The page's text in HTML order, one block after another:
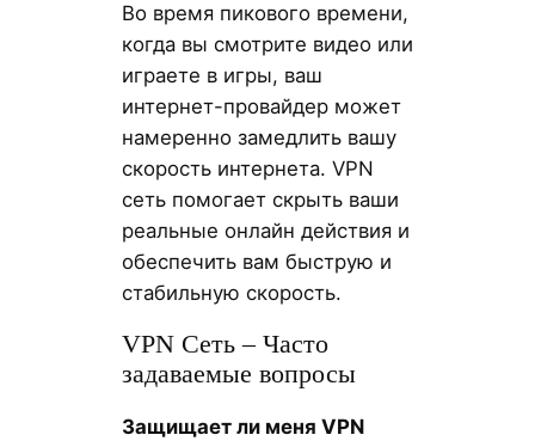
Во время пикового времени,
когда вы смотрите видео или
играете в игры, ваш
интернет-провайдер может
намеренно замедлить вашу
скорость интернета. VPN
сеть помогает скрыть ваши
реальные онлайн действия и
обеспечить вам быструю и
стабильную скорость.
VPN Сеть – Часто
задаваемые вопросы
Защищает ли меня VPN